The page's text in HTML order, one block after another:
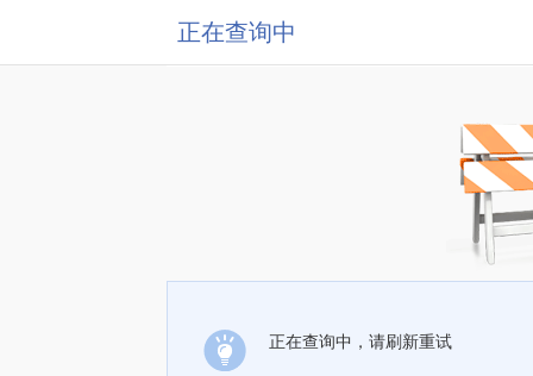
正在查询中
正在查询中，请刷新重试